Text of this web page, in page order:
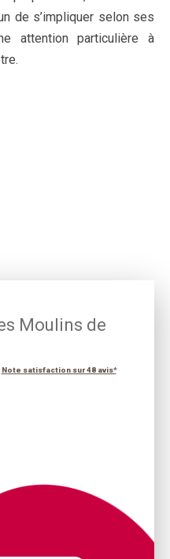
de s’impliquer selon ses
attention particulière à
Moulins de
Note satisfaction sur 48 avis*